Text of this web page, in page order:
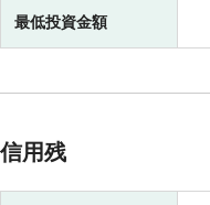
最低投資金額
信用残